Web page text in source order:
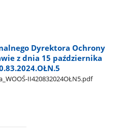
Dyrektora Ochrony
z dnia 15 października
II420832024OŁN5.pdf